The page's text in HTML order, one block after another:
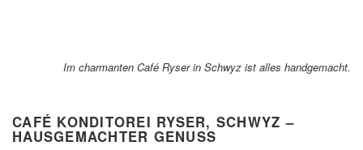
Im charmanten Café Ryser in Schwyz ist alles handgemacht.
CAFÉ KONDITOREI RYSER, SCHWYZ –
HAUSGEMACHTER GENUSS